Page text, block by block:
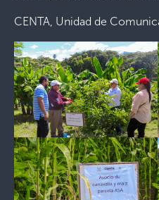
CENTA, Unidad de